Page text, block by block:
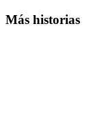
Más historias